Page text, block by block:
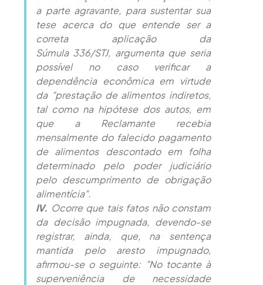
a parte agravante, para sustentar sua
tese acerca do que entende ser a
correta aplicação da
Súmula 336/STJ, argumenta que seria
possível no caso verificar a
dependência econômica em virtude
da "prestação de alimentos indiretos,
tal como na hipótese dos autos, em
que a Reclamante recebia
mensalmente do falecido pagamento
de alimentos descontado em folha
determinado pelo poder judiciário
pelo descumprimento de obrigação
alimentícia".
IV. Ocorre que tais fatos não constam
da decisão impugnada, devendo-se
registrar, ainda, que, na sentença
mantida pelo aresto impugnado,
afirmou-se o seguinte: "No tocante à
superveniência de necessidade